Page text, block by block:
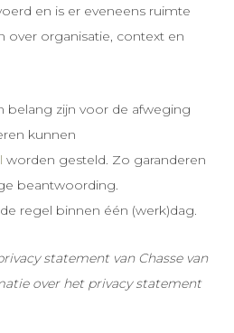
en is er eveneens ruimte
over organisatie, context en
belang zijn voor de afweging
kunnen
worden gesteld. Zo garanderen
beantwoording.
regel binnen één (werk)dag.
statement van Chasse van
over het privacy statement